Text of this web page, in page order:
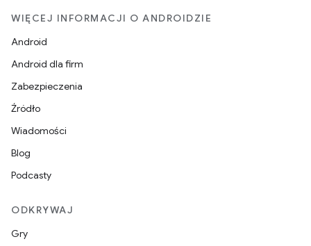
WIĘCEJ INFORMACJI O ANDROIDZIE
Android
Android dla firm
Zabezpieczenia
Źródło
Wiadomości
Blog
Podcasty
ODKRYWAJ
Gry